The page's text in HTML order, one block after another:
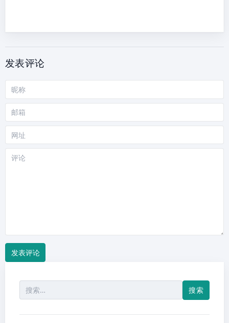
发表评论
评
昵
称
邮
箱
网
站
索：